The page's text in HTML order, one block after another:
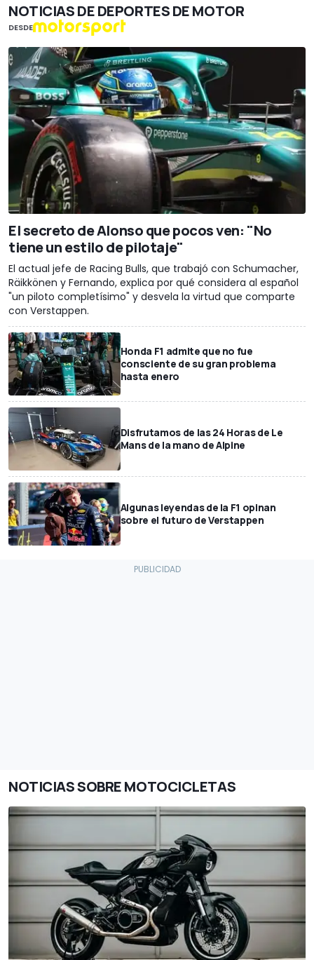
NOTICIAS DE DEPORTES DE MOTOR
DESDE
El secreto de Alonso que pocos ven: "No
tiene un estilo de pilotaje"
El actual jefe de Racing Bulls, que trabajó con Schumacher,
Räikkönen y Fernando, explica por qué considera al español
"un piloto completísimo" y desvela la virtud que comparte
con Verstappen.
Honda F1 admite que no fue
consciente de su gran problema
hasta enero
Disfrutamos de las 24 Horas de Le
Mans de la mano de Alpine
Algunas leyendas de la F1 opinan
sobre el futuro de Verstappen
NOTICIAS SOBRE MOTOCICLETAS